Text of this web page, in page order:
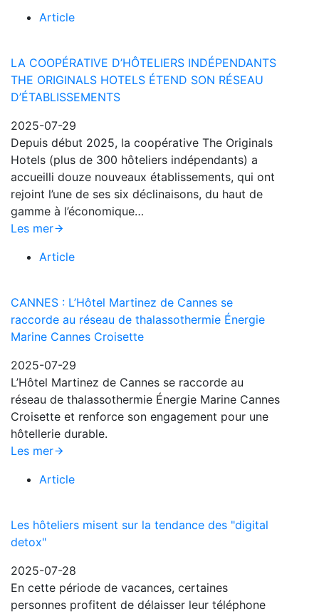
Article
LA COOPÉRATIVE D’HÔTELIERS INDÉPENDANTS
THE ORIGINALS HOTELS ÉTEND SON RÉSEAU
D’ÉTABLISSEMENTS
2025-07-29
Depuis début 2025, la coopérative The Originals
Hotels (plus de 300 hôteliers indépendants) a
accueilli douze nouveaux établissements, qui ont
rejoint l’une de ses six déclinaisons, du haut de
gamme à l’économique…
Les mer
Article
CANNES : L’Hôtel Martinez de Cannes se
raccorde au réseau de thalassothermie Énergie
Marine Cannes Croisette
2025-07-29
L’Hôtel Martinez de Cannes se raccorde au
réseau de thalassothermie Énergie Marine Cannes
Croisette et renforce son engagement pour une
hôtellerie durable.
Les mer
Article
Les hôteliers misent sur la tendance des "digital
detox"
2025-07-28
En cette période de vacances, certaines
personnes profitent de délaisser leur téléphone